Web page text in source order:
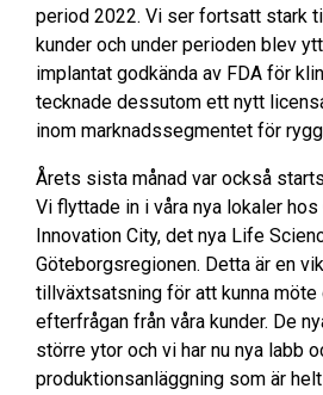
period 2022. Vi ser fortsatt stark
kunder och under perioden blev
implantat godkända av FDA för
tecknade dessutom ett nytt
inom marknadssegmentet för
Årets sista månad var också
Vi flyttade in i våra nya lokaler hos
Innovation City, det nya Life
Göteborgsregionen. Detta är en
tillväxtsatsning för att kunna möte
efterfrågan från våra kunder. De
större ytor och vi har nu nya labb
produktionsanläggning som är